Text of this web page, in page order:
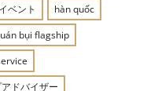
イベント
hàn quốc
bụi flagship
アドバイザー